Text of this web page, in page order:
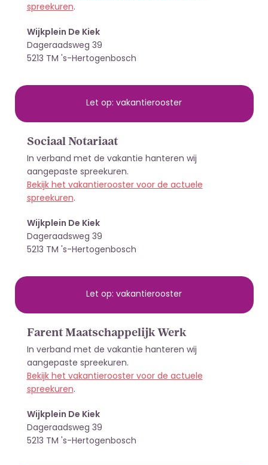
spreekuren.
Wijkplein De Kiek
Dageraadsweg 39
5213 TM 's-Hertogenbosch
Let op: vakantierooster
Sociaal Notariaat
In verband met de vakantie hanteren wij
aangepaste spreekuren.
Bekijk het vakantierooster voor de actuele
spreekuren.
Wijkplein De Kiek
Dageraadsweg 39
5213 TM 's-Hertogenbosch
Let op: vakantierooster
Farent Maatschappelijk Werk
In verband met de vakantie hanteren wij
aangepaste spreekuren.
Bekijk het vakantierooster voor de actuele
spreekuren.
Wijkplein De Kiek
Dageraadsweg 39
5213 TM 's-Hertogenbosch